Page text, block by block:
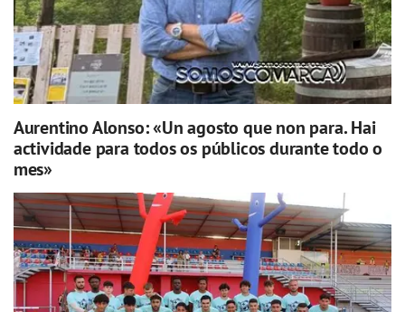
Aurentino Alonso: «Un agosto que non para. Hai
actividade para todos os públicos durante todo o
mes»